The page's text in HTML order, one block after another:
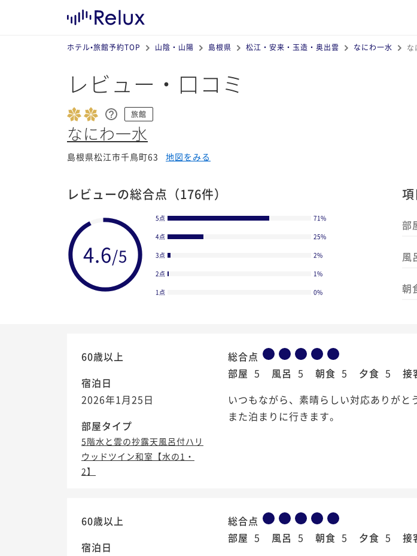
ホテル•旅館予約TOP 山陰・山陽 島根県 松江・安来・玉造・奥出雲 なにわ一水 な
レビュー・口コミ
旅館
なにわ一水
島根県松江市千鳥町63 地図をみる
レビューの総合点 （176件）
/5
5点 71%
4点 25%
3点 2%
2点 1%
1点 0%
部
風
朝
60歳以上
宿泊日
2026年1月25日
部屋タイプ
5階水と雲の抄露天風呂付ハリ
ウッドツイン和室【水の1・
2】
総合点
部屋 5 風呂 5 朝食 5 夕食 5 接
いつもながら、素晴らしい対応ありがと
また泊まりに行きます。
60歳以上
宿泊日
総合点
部屋 5 風呂 5 朝食 5 夕食 5 接